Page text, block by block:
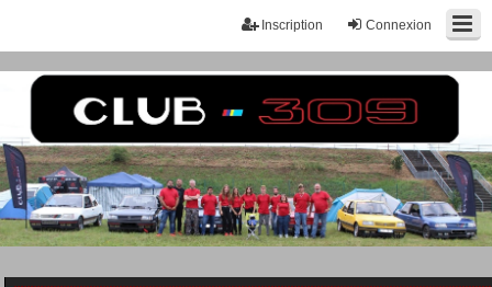
Connexion
Inscription